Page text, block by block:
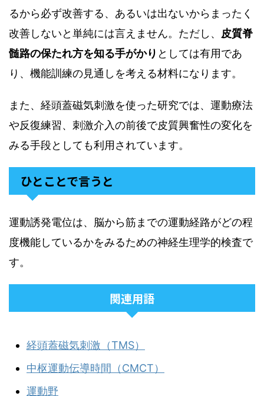
るから必ず改善する、あるいは出ないからまったく
改善しないと単純には言えません。ただし、 皮質脊
髄路の保たれ方を知る手がかり としては有用であ
り、機能訓練の見通しを考える材料になります。
また、経頭蓋磁気刺激を使った研究では、運動療法
や反復練習、刺激介入の前後で皮質興奮性の変化を
みる手段としても利用されています。
ひとことで言うと
運動誘発電位は、脳から筋までの運動経路がどの程
度機能しているかをみるための神経生理学的検査で
す。
関連用語
経頭蓋磁気刺激（TMS）
中枢運動伝導時間（CMCT）
運動野